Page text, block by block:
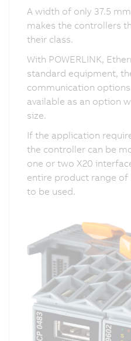
A width of only 37.5
makes the controllers
their class.
With POWERLINK,
standard equipment,
communication
available as an option
size.
If the application
the controller can be
one or two X20
entire product range of
to be used.